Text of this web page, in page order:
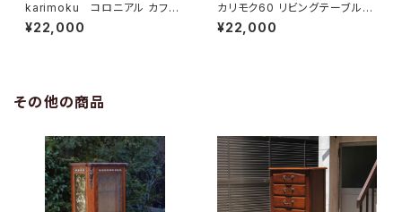
karimoku コロニアル カフェ
テーブル
¥22,000
カリモク60 リビングテーブル
小
¥22,000
その他の商品